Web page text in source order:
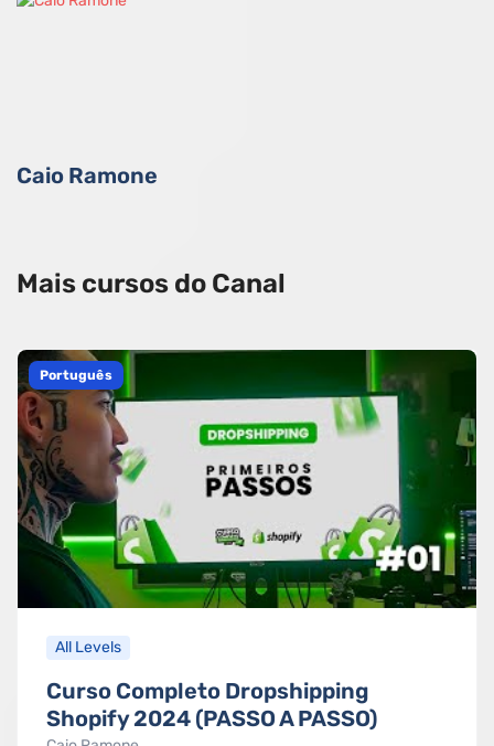
Caio Ramone
Mais cursos do Canal
Português
All Levels
Curso Completo Dropshipping
Shopify 2024 (PASSO A PASSO)